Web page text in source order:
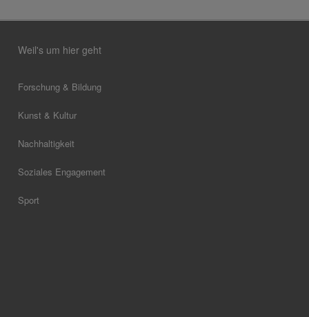
Weil's um hier geht
Forschung & Bildung
Kunst & Kultur
Nachhaltigkeit
Soziales Engagement
Sport